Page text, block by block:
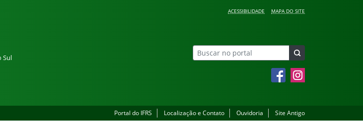
ACESSIBILIDADE MAPA DO SITE
Sul
FacebookInstagram
Portal do IFRS Localização e Contato Ouvidoria Site Antigo